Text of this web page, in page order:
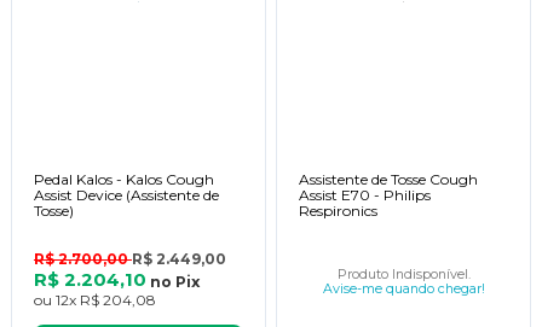
Pedal Kalos - Kalos Cough
Assist Device (Assistente de
Tosse)
R$ 2.700,00R$ 2.449,00
R$ 2.204,10 no Pix
ou 12x R$ 204,08
Assistente de Tosse Cough
Assist E70 - Philips
Respironics
Produto Indisponível.
Avise-me quando chegar!